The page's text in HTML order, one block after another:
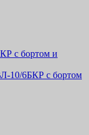
10/6БКР с бортом